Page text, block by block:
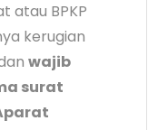
atau BPKP
kerugian
wajib
surat